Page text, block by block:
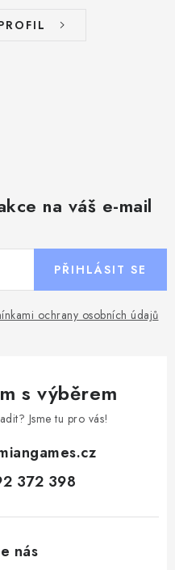
na váš e-mail
ochrany osobních údajů
PŘIHLÁSIT SE
s výběrem
Jsme tu pro vás!
372 398